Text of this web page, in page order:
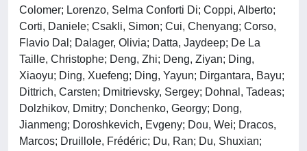
Colomer; Lorenzo, Selma Conforti Di; Coppi, Alberto;
Corti, Daniele; Csakli, Simon; Cui, Chenyang; Corso,
Flavio Dal; Dalager, Olivia; Datta, Jaydeep; De La
Taille, Christophe; Deng, Zhi; Deng, Ziyan; Ding,
Xiaoyu; Ding, Xuefeng; Ding, Yayun; Dirgantara, Bayu;
Dittrich, Carsten; Dmitrievsky, Sergey; Dohnal, Tadeas;
Dolzhikov, Dmitry; Donchenko, Georgy; Dong,
Jianmeng; Doroshkevich, Evgeny; Dou, Wei; Dracos,
Marcos; Druillole, Frédéric; Du, Ran; Du, Shuxian;